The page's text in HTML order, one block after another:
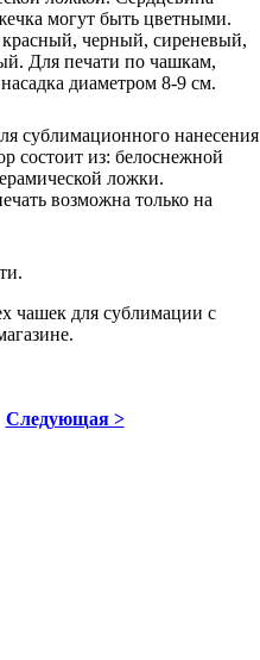
могут быть цветными.
черный, сиреневый,
Для печати по чашкам,
диаметром 8-9 см.
сублимационного нанесения
состоит из: белоснежной
ложки.
возможна только на
чашек для сублимации с
Следующая >